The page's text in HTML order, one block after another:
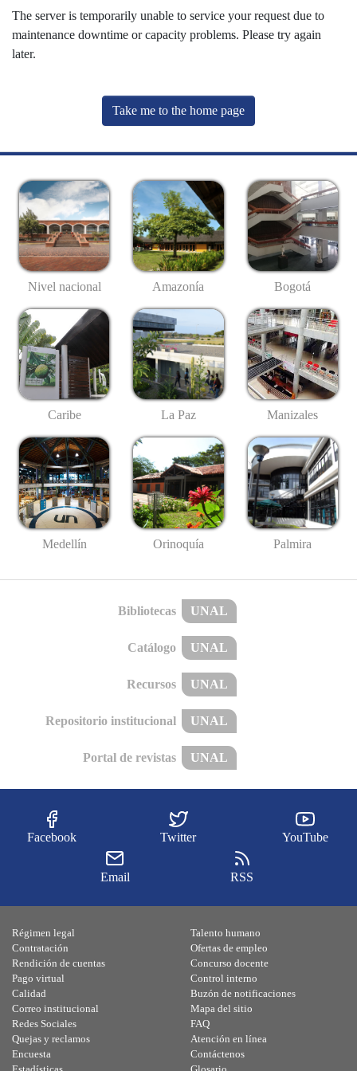
The server is temporarily unable to service your request due to
maintenance downtime or capacity problems. Please try again
later.
Take me to the home page
Nivel nacional Amazonía Bogotá
Caribe La Paz Manizales
Medellín Orinoquía Palmira
Bibliotecas UNAL
Catálogo UNAL
Recursos UNAL
Repositorio institucional UNAL
Portal de revistas UNAL
Facebook Twitter YouTube
Email RSS
Régimen legal
Contratación
Rendición de cuentas
Pago virtual
Calidad
Talento humano
Ofertas de empleo
Concurso docente
Control interno
Buzón de notificaciones
Correo institucional
Redes Sociales
Quejas y reclamos
Encuesta
Mapa del sitio
FAQ
Atención en línea
Contáctenos